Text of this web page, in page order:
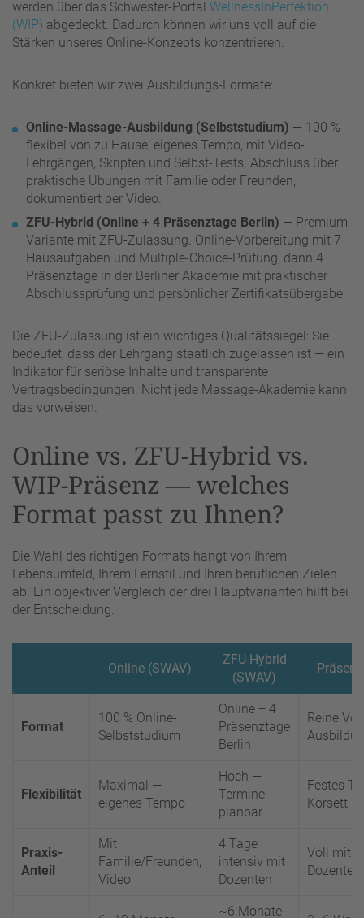
werden über das Schwester-Portal WellnessInPerfektion
(WIP) abgedeckt. Dadurch können wir uns voll auf die
Stärken unseres Online-Konzepts konzentrieren.
Konkret bieten wir zwei Ausbildungs-Formate:
Online-Massage-Ausbildung (Selbststudium) — 100 %
flexibel von zu Hause, eigenes Tempo, mit Video-
Lehrgängen, Skripten und Selbst-Tests. Abschluss über
praktische Übungen mit Familie oder Freunden,
dokumentiert per Video.
ZFU-Hybrid (Online + 4 Präsenztage Berlin) — Premium-
Variante mit ZFU-Zulassung. Online-Vorbereitung mit 7
Hausaufgaben und Multiple-Choice-Prüfung, dann 4
Präsenztage in der Berliner Akademie mit praktischer
Abschlussprüfung und persönlicher Zertifikatsübergabe.
Die ZFU-Zulassung ist ein wichtiges Qualitätssiegel: Sie
bedeutet, dass der Lehrgang staatlich zugelassen ist — ein
Indikator für seriöse Inhalte und transparente
Vertragsbedingungen. Nicht jede Massage-Akademie kann
das vorweisen.
Online vs. ZFU-Hybrid vs.
WIP-Präsenz — welches
Format passt zu Ihnen?
Die Wahl des richtigen Formats hängt von Ihrem
Lebensumfeld, Ihrem Lernstil und Ihren beruflichen Zielen
ab. Ein objektiver Vergleich der drei Hauptvarianten hilft bei
der Entscheidung:
Online (SWAV)
ZFU-Hybrid
(SWAV)
Format
100 % Online-
Selbststudium
Online + 4
Präsenztage
Berlin
Reine
Flexibilität
Maximal —
eigenes Tempo
Hoch —
Termine
planbar
Festes
Korsett
Praxis-
Anteil
Mit
Familie/Freunden,
Video
4 Tage
intensiv mit
Dozenten
Voll mit
Dozenten
~6 Monate